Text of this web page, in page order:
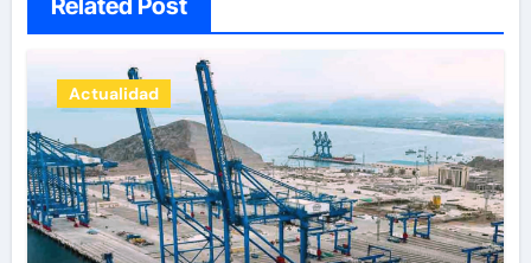
Actualidad